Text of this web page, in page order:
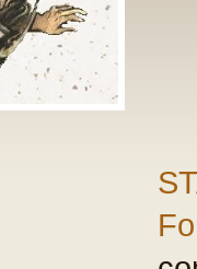
dr.
de
de
maior